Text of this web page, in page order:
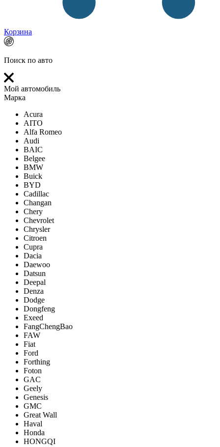
Корзина
Поиск по авто
Мой автомобиль
Марка
Acura
AITO
Alfa Romeo
Audi
BAIC
Belgee
BMW
Buick
BYD
Cadillac
Changan
Chery
Chevrolet
Chrysler
Citroen
Cupra
Dacia
Daewoo
Datsun
Deepal
Denza
Dodge
Dongfeng
Exeed
FangChengBao
FAW
Fiat
Ford
Forthing
Foton
GAC
Geely
Genesis
GMC
Great Wall
Haval
Honda
HONGQI